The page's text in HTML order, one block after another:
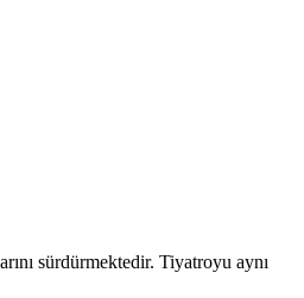
sürdürmektedir. Tiyatroyu aynı